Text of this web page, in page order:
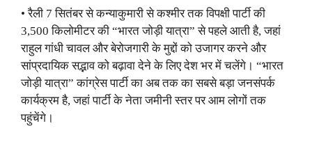
• रैली 7 सितंबर से कन्याकुमारी से कश्मीर तक विपक्षी पार्टी की
3,500 किलोमीटर की “भारत जोड़ी यात्रा” से पहले आती है, जहां
राहुल गांधी चावल और बेरोजगारी के मुद्दों को उजागर करने और
सांप्रदायिक सद्भाव को बढ़ावा देने के लिए देश भर में चलेंगे। “भारत
जोड़ी यात्रा” कांग्रेस पार्टी का अब तक का सबसे बड़ा जनसंपर्क
कार्यक्रम है, जहां पार्टी के नेता जमीनी स्तर पर आम लोगों तक
पहुंचेंगे।